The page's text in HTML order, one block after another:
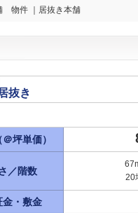
件 ｜居抜き本舗
抜き
坪単価）
／階数
20
金・敷金